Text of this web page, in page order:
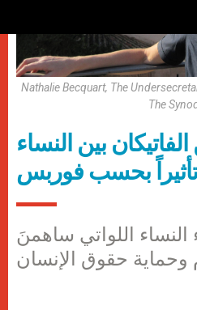
Nathalie Becquart, The
The
بين النساء
تأثيراً بحسب فوربس
النساء اللواتي ساهمنَ
وحماية حقوق الإنسان